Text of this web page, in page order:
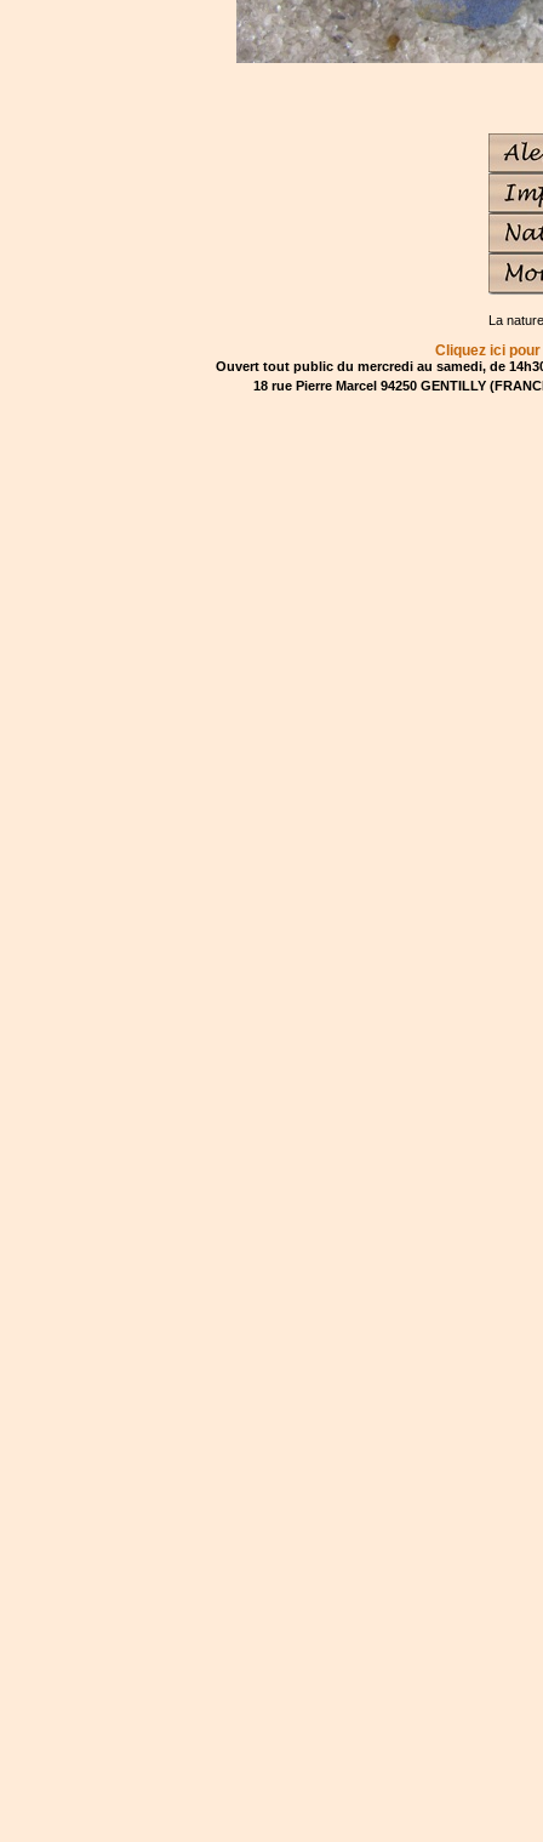
La
Cliquez ici
Ouvert tout public du mercredi au samedi, de
18 rue Pierre Marcel 94250 GENTILLY